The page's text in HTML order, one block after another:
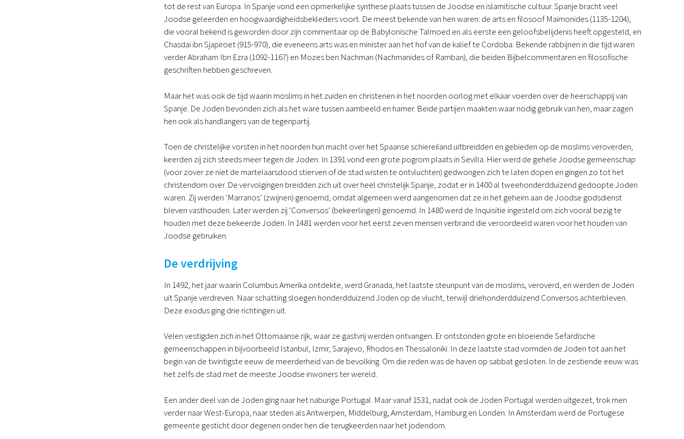
tot de rest van Europa. In Spanje vond een opmerkelijke synthese plaats tussen de Joodse en islamitische cultuur. Spanje bracht veel
Joodse geleerden en hoogwaardigheidsbekleders voort. De meest bekende van hen waren: de arts en filosoof Maimonides (1135-1204),
die vooral bekend is geworden door zijn commentaar op de Babylonische Talmoed en als eerste een geloofsbelijdenis heeft opgesteld, en
Chasdai ibn Sjapiroet (915-970), die eveneens arts was en minister aan het hof van de kalief te Cordoba. Bekende rabbijnen in die tijd waren
verder Abraham Ibn Ezra (1092-1167) en Mozes ben Nachman (Nachmanides of Ramban), die beiden Bijbelcommentaren en filosofische
geschriften hebben geschreven.
Maar het was ook de tijd waarin moslims in het zuiden en christenen in het noorden oorlog met elkaar voerden over de heerschappij van
Spanje. De Joden bevonden zich als het ware tussen aambeeld en hamer. Beide partijen maakten waar nodig gebruik van hen, maar zagen
hen ook als handlangers van de tegenpartij.
Toen de christelijke vorsten in het noorden hun macht over het Spaanse schiereiland uitbreidden en gebieden op de moslims veroverden,
keerden zij zich steeds meer tegen de Joden. In 1391 vond een grote pogrom plaats in Sevilla. Hier werd de gehele Joodse gemeenschap
(voor zover ze niet de martelaarsdood stierven of de stad wisten te ontvluchten) gedwongen zich te laten dopen en gingen zo tot het
christendom over. De vervolgingen breidden zich uit over heel christelijk Spanje, zodat er in 1400 al tweehonderdduizend gedoopte Joden
waren. Zij werden ‘Marranos’ (zwijnen) genoemd, omdat algemeen werd aangenomen dat ze in het geheim aan de Joodse godsdienst
bleven vasthouden. Later werden zij ‘Conversos’ (bekeerlingen) genoemd. In 1480 werd de Inquisitie ingesteld om zich vooral bezig te
houden met deze bekeerde Joden. In 1481 werden voor het eerst zeven mensen verbrand die veroordeeld waren voor het houden van
Joodse gebruiken.
De verdrijving
In 1492, het jaar waarin Columbus Amerika ontdekte, werd Granada, het laatste steunpunt van de moslims, veroverd, en werden de Joden
uit Spanje verdreven. Naar schatting sloegen honderdduizend Joden op de vlucht, terwijl driehonderdduizend Conversos achterbleven.
Deze exodus ging drie richtingen uit.
Velen vestigden zich in het Ottomaanse rijk, waar ze gastvrij werden ontvangen. Er ontstonden grote en bloeiende Sefardische
gemeenschappen in bijvoorbeeld Istanbul, Izmir, Sarajevo, Rhodos en Thessaloniki. In deze laatste stad vormden de Joden tot aan het
begin van de twintigste eeuw de meerderheid van de bevolking. Om die reden was de haven op sabbat gesloten. In de zestiende eeuw was
het zelfs de stad met de meeste Joodse inwoners ter wereld.
Een ander deel van de Joden ging naar het naburige Portugal. Maar vanaf 1531, nadat ook de Joden Portugal werden uitgezet, trok men
verder naar West-Europa, naar steden als Antwerpen, Middelburg, Amsterdam, Hamburg en Londen. In Amsterdam werd de Portugese
gemeente gesticht door degenen onder hen die terugkeerden naar het jodendom.